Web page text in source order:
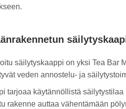
säilytyskaappi on yksi Tea
veden annostelu- ja
tarjoaa käytännöllistä
rakenne auttaa vähentämään